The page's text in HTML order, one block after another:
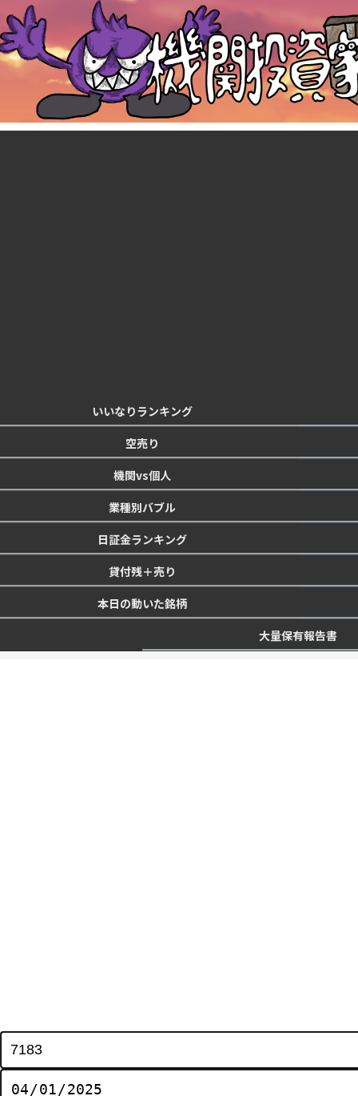
いいなりランキング
空売り
機関vs個人
業種別バブル
日証金ランキング
貸付残＋売り
本日の動いた銘柄
大量保有報告書